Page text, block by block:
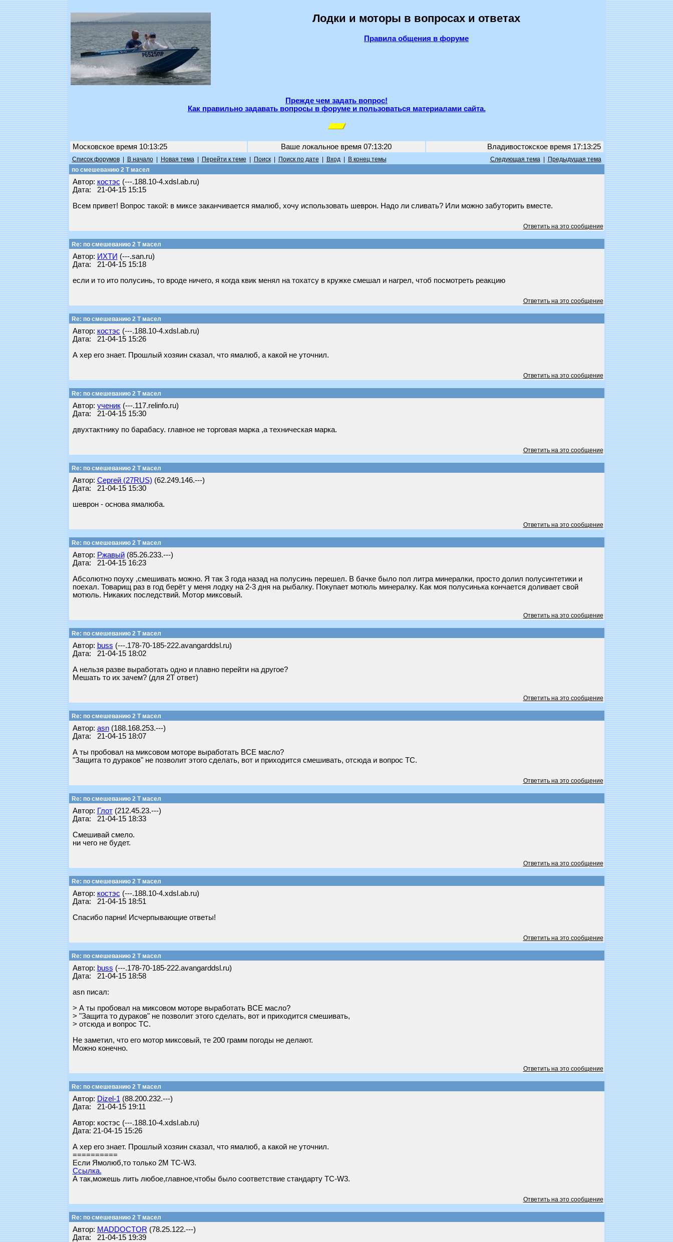
Лодки и моторы в вопросах и ответах
Правила общения в форуме
Прежде чем задать вопрос!
Как правильно задавать вопросы в форуме и пользоваться материалами сайта.
Московское время 10:13:25 Ваше локальное время 07:13:20 Владивостокское время 17:13:25
Список форумов| В начало| Новая тема| Перейти к теме Поиск| Поиск по дате Вход| В конец темы Следующая тема|
Предыдущая тема
по смешеванию 2 Т масел
Автор: костэс (---.188.10-4.xdsl.ab.ru)
Дата: 21-04-15 15:15
Всем привет! Вопрос такой: в миксе заканчивается ямалюб, хочу использовать шеврон. Надо ли сливать? Или можно забуторить вместе.
Ответить на это сообщение
Re: по смешеванию 2 Т масел
Автор: ИХТИ (---.san.ru)
Дата: 21-04-15 15:18
если и то ито полусинь, то вроде ничего, я когда квик менял на тохатсу в кружке смешал и нагрел, чтоб посмотреть реакцию
Ответить на это сообщение
Re: по смешеванию 2 Т масел
Автор: костэс (---.188.10-4.xdsl.ab.ru)
Дата: 21-04-15 15:26
А хер его знает. Прошлый хозяин сказал, что ямалюб, а какой не уточнил.
Ответить на это сообщение
Re: по смешеванию 2 Т масел
Автор: ученик(---.117.relinfo.ru)
Дата: 21-04-15 15:30
двухтактнику по барабасу. главное не торговая марка ,а техническая марка.
Ответить на это сообщение
Re: по смешеванию 2 Т масел
Автор: Сергей (27RUS) (62.249.146.---)
Дата: 21-04-15 15:30
шеврон - основа ямалюба.
Ответить на это сообщение
Re: по смешеванию 2 Т масел
Автор: Ржавый(85.26.233.---)
Дата: 21-04-15 16:23
Абсолютно поуху ,смешивать можно. Я так 3 года назад на полусинь перешел. В бачке было пол литра минералки, просто долил полусинтетики и
поехал. Товарищ раз в год берёт у меня лодку на 2-3 дня на рыбалку. Покупает мотюль минералку. Как моя полусинька кончается доливает свой
мотюль. Никаких последствий. Мотор миксовый.
Ответить на это сообщение
Re: по смешеванию 2 Т масел
Автор: buss (---.178-70-185-222.avangarddsl.ru)
Дата: 21-04-15 18:02
А нельзя разве выработать одно и плавно перейти на другое?
Мешать то их зачем? (для 2Т ответ)
Ответить на это сообщение
Re: по смешеванию 2 Т масел
Автор: asn(188.168.253.---)
Дата: 21-04-15 18:07
А ты пробовал на миксовом моторе выработать ВСЕ масло?
"Защита то дураков" не позволит этого сделать, вот и приходится смешивать, отсюда и вопрос ТС.
Ответить на это сообщение
Re: по смешеванию 2 Т масел
Автор: Глот(212.45.23.---)
Дата: 21-04-15 18:33
Смешивай смело.
ни чего не будет.
Ответить на это сообщение
Re: по смешеванию 2 Т масел
Автор: костэс (---.188.10-4.xdsl.ab.ru)
Дата: 21-04-15 18:51
Спасибо парни! Исчерпывающие ответы!
Ответить на это сообщение
Re: по смешеванию 2 Т масел
Автор: buss (---.178-70-185-222.avangarddsl.ru)
Дата: 21-04-15 18:58
asn писал:
> А ты пробовал на миксовом моторе выработать ВСЕ масло?
> "Защита то дураков" не позволит этого сделать, вот и приходится смешивать,
> отсюда и вопрос ТС.
Не заметил, что его мотор миксовый, те 200 грамм погоды не делают.
Можно конечно.
Ответить на это сообщение
Re: по смешеванию 2 Т масел
Автор: Dizel-1 (88.200.232.---)
Дата: 21-04-15 19:11
Автор: костэс (---.188.10-4.xdsl.ab.ru)
Дата: 21-04-15 15:26
А хер его знает. Прошлый хозяин сказал, что ямалюб, а какой не уточнил.
==========
Если Ямолюб,то только 2М TC-W3.
Ссылка.
А так,можешь лить любое,главное,чтобы было соответствие стандарту TC-W3.
Ответить на это сообщение
Re: по смешеванию 2 Т масел
Автор: MADDOCTOR (78.25.122.---)
Дата: 21-04-15 19:39